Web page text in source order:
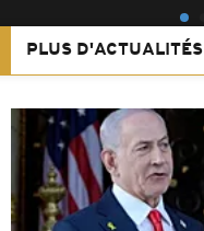
PLUS D'ACTUALITÉS